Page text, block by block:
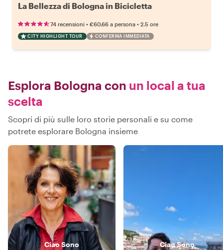
La Bellezza di Bologna in Bicicletta
74 recensioni • €60.66 a persona • 2.5 ore
CITY HIGHLIGHT TOUR CONFERMA IMMEDIATA
Esplora Bologna con un local a tua
scelta
Scopri di più sulle loro storie personali e su come
potrete esplorare Bologna insieme
CiaoSono CiaoSono